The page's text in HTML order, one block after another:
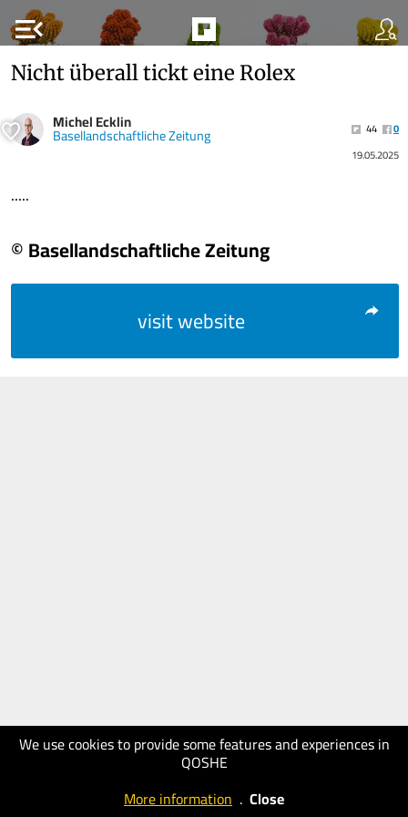
menu_open
We use cookies to provide some features and experiences in
QOSHE
More information . Close
Nicht überall tickt eine Rolex
Michel Ecklin
Basellandschaftliche Zeitung 44
0
19.05.2025
.....
© Basellandschaftliche Zeitung
visit website